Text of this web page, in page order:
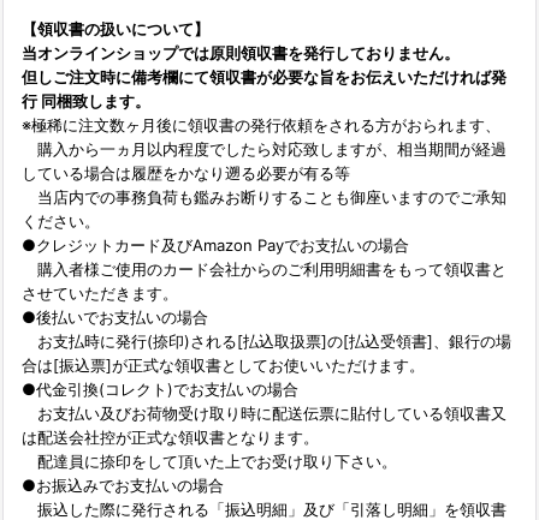
【領収書の扱いについて】
当オンラインショップでは原則領収書を発行しておりません。
但しご注文時に備考欄にて領収書が必要な旨をお伝えいただければ発
行 同梱致します。
※極稀に注文数ヶ月後に領収書の発行依頼をされる方がおられます、
購入から一ヵ月以内程度でしたら対応致しますが、相当期間が経過
している場合は履歴をかなり遡る必要が有る等
当店内での事務負荷も鑑みお断りすることも御座いますのでご承知
ください。
●クレジットカード及びAmazon Payでお支払いの場合
購入者様ご使用のカード会社からのご利用明細書をもって領収書と
させていただきます。
●後払いでお支払いの場合
お支払時に発行(捺印)される[払込取扱票]の[払込受領書]、銀行の場
合は[振込票]が正式な領収書としてお使いいただけます。
●代金引換(コレクト)でお支払いの場合
お支払い及びお荷物受け取り時に配送伝票に貼付している領収書又
は配送会社控が正式な領収書となります。
配達員に捺印をして頂いた上でお受け取り下さい。
●お振込みでお支払いの場合
振込した際に発行される「振込明細」及び「引落し明細」を領収書